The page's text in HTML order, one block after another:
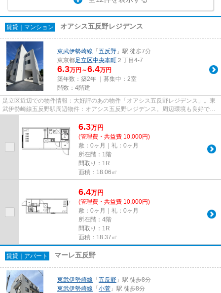
賃貸｜マンション オアシス五反野レジデンス
東武伊勢崎線 「 五反野 」駅 徒歩7分
東京都足立区中央本町 ２丁目4-7
6.3万円～6.4万円
築年数：築2年 ｜募集中： 2室
階数：4階建
足立区近辺での物件情報：大好評のあの物件「オアシス五反野レジデンス」。東
武伊勢崎線五反野駅周辺物件：オアシス五反野レジデンス。周辺環境も良好で、
6.3万円
(管理費・共益費 10,000円)
敷：0ヶ月｜礼：0ヶ月
所在階：1階
間取り：1R
面積：18.06㎡
6.4万円
(管理費・共益費 10,000円)
敷：0ヶ月｜礼：0ヶ月
所在階：4階
間取り：1R
面積：18.37㎡
賃貸｜アパート マーレ五反野
東武伊勢崎線 「 五反野 」駅 徒歩8分
東武伊勢崎線 「 小菅 」駅 徒歩8分